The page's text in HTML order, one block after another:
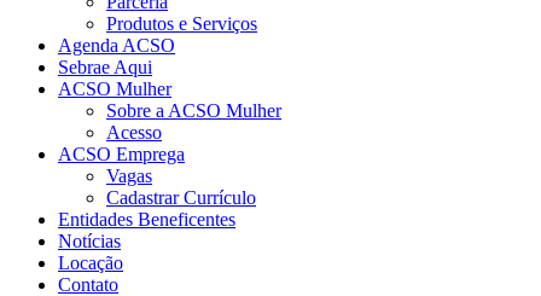
Produtos e Serviços
Agenda ACSO
Sebrae Aqui
ACSO Mulher
Sobre a ACSO Mulher
Acesso
ACSO Emprega
Vagas
Cadastrar Currículo
Entidades Beneficentes
Notícias
Locação
Contato